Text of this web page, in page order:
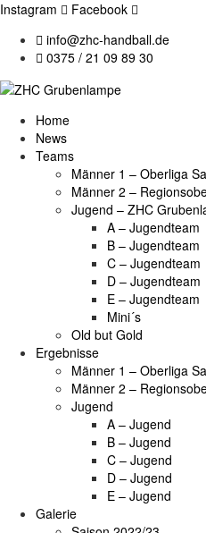
Instagram
Facebook
info@zhc-handball.de
0375 / 21 09 89 30
Home
News
Teams
Männer 1 – Oberliga
Männer 2 –
Jugend – ZHC
A – Jugendteam
B – Jugendteam
C – Jugendteam
D – Jugendteam
E – Jugendteam
Mini´s
Old but Gold
Ergebnisse
Männer 1 – Oberliga
Männer 2 –
Jugend
A – Jugend
B – Jugend
C – Jugend
D – Jugend
E – Jugend
Galerie